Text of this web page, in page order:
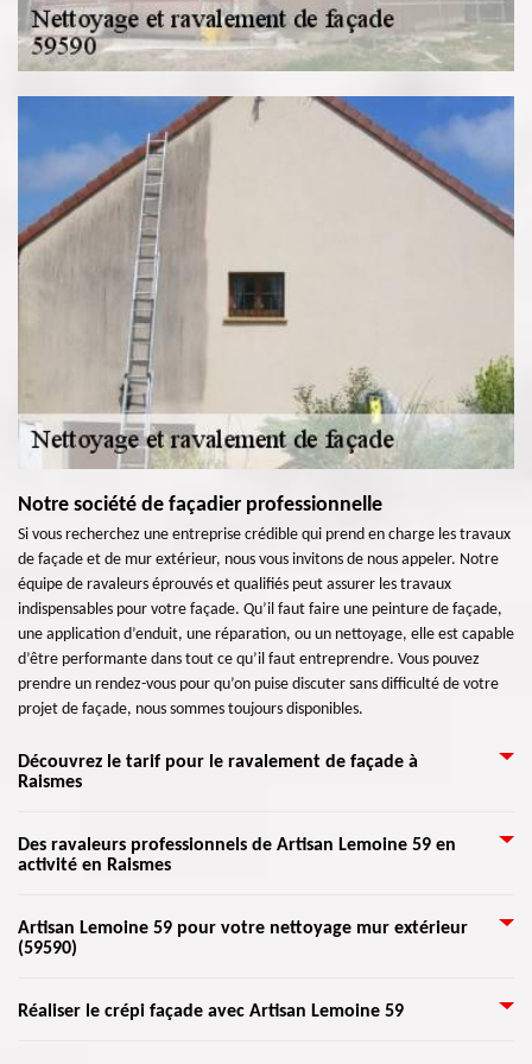
Notre société de façadier professionnelle
Si vous recherchez une entreprise crédible qui prend en charge les travaux
de façade et de mur extérieur, nous vous invitons de nous appeler. Notre
équipe de ravaleurs éprouvés et qualifiés peut assurer les travaux
indispensables pour votre façade. Qu’il faut faire une peinture de façade,
une application d’enduit, une réparation, ou un nettoyage, elle est capable
d’être performante dans tout ce qu’il faut entreprendre. Vous pouvez
prendre un rendez-vous pour qu’on puise discuter sans difficulté de votre
projet de façade, nous sommes toujours disponibles.
Découvrez le tarif pour le ravalement de façade à
Raismes
Désirez-vous réaliser un ravalement de votre façade ? Vous ne savez pas
combien cela coûte-t-il ? Pour cela, appelez Artisan Lemoine 59 pour vous
Vous pouvez bénéficier de leurs offres au moment où vous le souhaiterez.
Ses équipes sont des expertes dans les matières, elles ont été formées
façade chez Artisan Lemoine 59.
Des ravaleurs professionnels de Artisan Lemoine 59 en
activité en Raismes
Nous savons tous qu’un ravalement de façade consiste à redonner de
l’éclat à toute maison. Certes, il est envisageable de faire le travail sans
plus prudent. Procéder à un ravalement doit respecter et suivre plusieurs
normes qui régissent dans le département 59590. Nos ravaleurs savent
Artisan Lemoine 59 pour votre nettoyage mur extérieur
(59590)
Une raison d'envisager le nettoyage de façade est de maintenir le bon état
Réaliser le crépi façade avec Artisan Lemoine 59